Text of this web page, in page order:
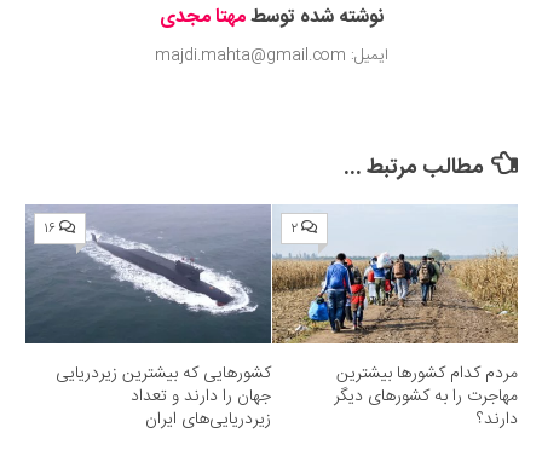
نوشته شده توسطمهتا مجدی
ایمیل: majdi.mahta@gmail.com
مطالب مرتبط ...
۲
مردم کدام کشورها بیشترین
مهاجرت را به کشورهای دیگر
دارند؟
۱۶
کشورهایی که بیشترین زیردریایی
جهان را دارند و تعداد
زیردریایی‌های ایران